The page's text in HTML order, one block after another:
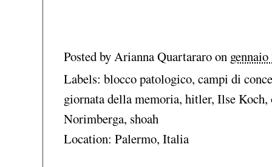
Posted byArianna Quartararoon
Labels: blocco patologico, campi di
giornata della memoria, hitler, Ilse Koch,
Norimberga, shoah
Location: Palermo, Italia